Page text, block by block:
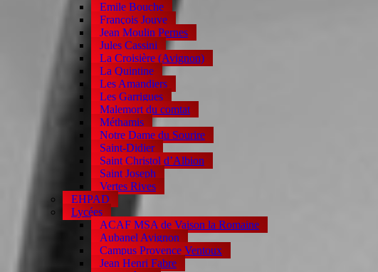
Emile Bouche
François Jouve
Jean Moulin Pernes
Jules Cassini
La Croisière (Avignon)
La Quintine
Les Amandiers
Les Garrigues
Malemort du comtat
Méthamis
Notre Dame du Sourire
Saint-Didier
Saint Christol d’Albion
Saint Joseph
Vertes Rives
EHPAD
Lycées
ACAF MSA de Vaison la Romaine
Aubanel Avignon
Campus Provence Ventoux
Jean Henri Fabre